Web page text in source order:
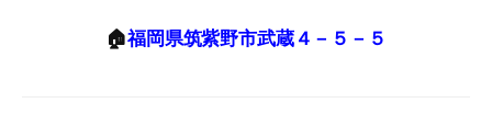
🏠福岡県筑紫野市武蔵４－５－５